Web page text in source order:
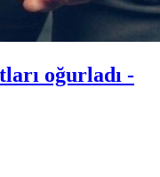
oğurladı -